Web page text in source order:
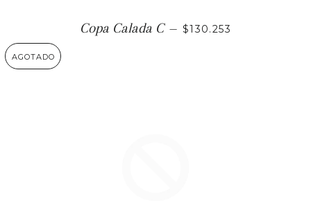
Copa Calada C — PRECIO HABITUAL
$130.253
AGOTADO